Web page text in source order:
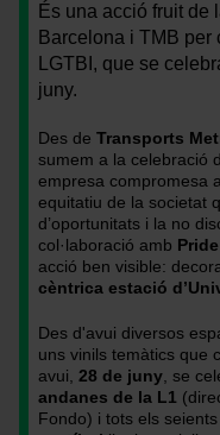
de
la
bandera
de
l'Orgull
instal·lada
a
l'andana
d'Universitat
L1
/
Foto:
Pep
(TMB)
>Detall
de
la
bandera
de
l'Orgull
instal·lada
a
l'andana
d'Universitat
L1
/
Foto:
Herrero
(TMB)
És una acció fruit de
Barcelona i TMB per
LGTBI, que se
juny.
Des de Transports
sumem a la celebració
empresa compromesa
equitatiu de la societat
d’oportunitats i la no
col·laboració amb
acció ben visible:
cèntrica estació
Des d'avui diversos
uns vinils temàtics que
avui, 28 de juny, se
andanes de la L1
Fondo) i tots els